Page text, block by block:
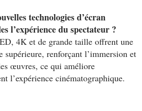
technologies d’écran
l’expérience du spectateur ?
4K et de grande taille offrent une
supérieure, renforçant l’immersion et
œuvres, ce qui améliore
l’expérience cinématographique.